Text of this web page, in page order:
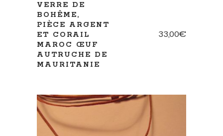
VERRE DE
BOHÊME,
PIÈCE ARGENT
ET CORAIL
MAROC ŒUF
AUTRUCHE DE
MAURITANIE
33,00€